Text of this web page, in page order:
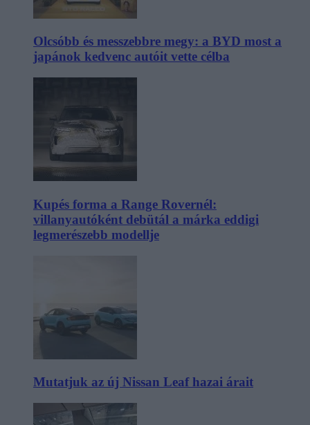
Olcsóbb és messzebbre megy: a BYD most a
japánok kedvenc autóit vette célba
Kupés forma a Range Rovernél:
villanyautóként debütál a márka eddigi
legmerészebb modellje
Mutatjuk az új Nissan Leaf hazai árait